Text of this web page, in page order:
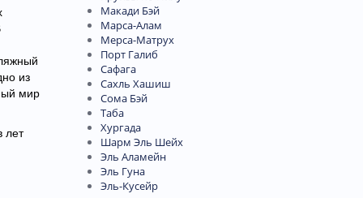
из
мир
лет
Макади Бэй
Марса-Алам
Мерса-Матрух
Порт Галиб
Сафага
Сахль Хашиш
Сома Бэй
Таба
Хургада
Шарм Эль Шейх
Эль Аламейн
Эль Гуна
Эль-Кусейр